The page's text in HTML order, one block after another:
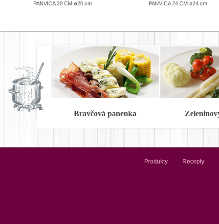
PANVICA 20 CM ø20 cm PANVICA 24 CM ø24 cm
Bravčová panenka
Produkty Recepty